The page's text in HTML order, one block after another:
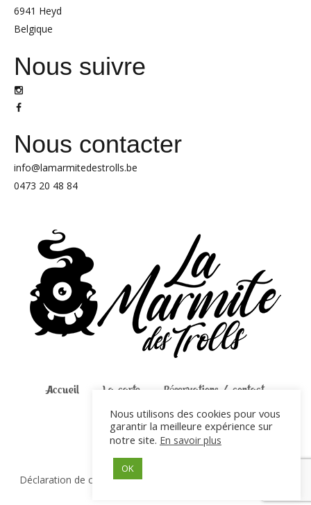
6941 Heyd
Belgique
Nous suivre
Nous contacter
info@lamarmitedestrolls.be
0473 20 48 84
Accueil La carte
Réservations / contact
Bon cadeau
Déclaration de confidentialité
Nous utilisons des cookies pour vous
garantir la meilleure expérience sur
notre site. En savoir plus
OK